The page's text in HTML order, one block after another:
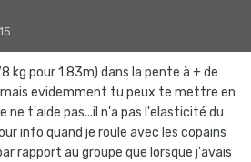
kg pour 1.83m) dans la pente à + de
mais evidemment tu peux te mettre en
ne t'aide pas...il n'a pas l'elasticité du
info quand je roule avec les copains
rapport au groupe que lorsque j'avais